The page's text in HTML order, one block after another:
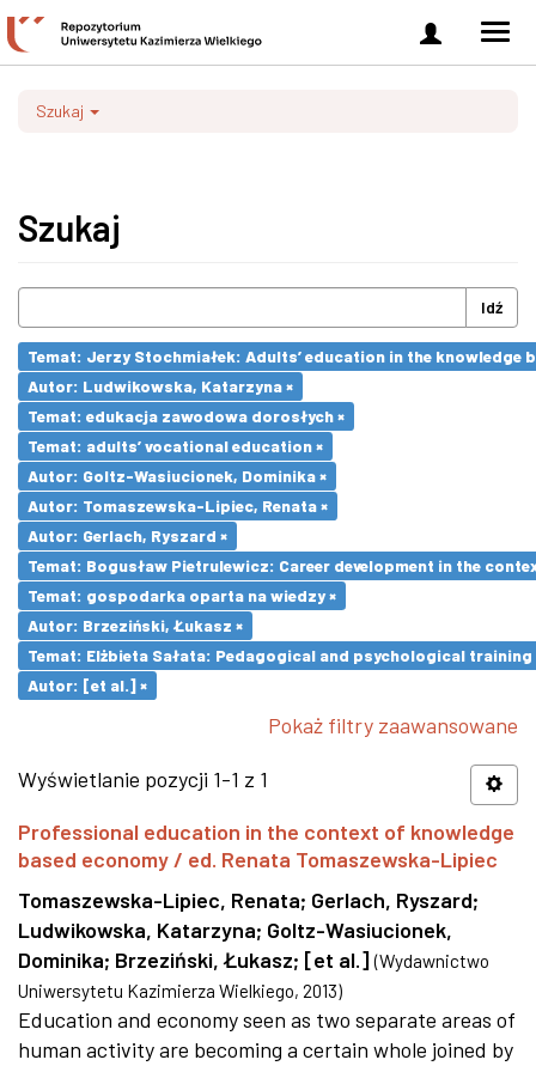
Zaloguj
się
Szukaj
Szukaj
Idź
Temat: Jerzy Stochmiałek: Adults’ education in the knowledge
Autor: Ludwikowska, Katarzyna ×
Temat: edukacja zawodowa dorosłych ×
Temat: adults’ vocational education ×
Autor: Goltz-Wasiucionek, Dominika ×
Autor: Tomaszewska-Lipiec, Renata ×
Autor: Gerlach, Ryszard ×
Temat: Bogusław Pietrulewicz: Career development in the
Temat: gospodarka oparta na wiedzy ×
Autor: Brzeziński, Łukasz ×
Temat: Elżbieta Sałata: Pedagogical and psychological
Autor: [et al.] ×
Pokaż filtry zaawansowane
Wyświetlanie pozycji 1-1 z 1
Professional education in the context of knowledge
based economy / ed. Renata Tomaszewska-Lipiec
Tomaszewska-Lipiec, Renata; Gerlach, Ryszard;
Ludwikowska, Katarzyna; Goltz-Wasiucionek,
Dominika; Brzeziński, Łukasz; [et al.] (Wydawnictwo
Uniwersytetu Kazimierza Wielkiego, 2013)
Education and economy seen as two separate areas of
human activity are becoming a certain whole joined by